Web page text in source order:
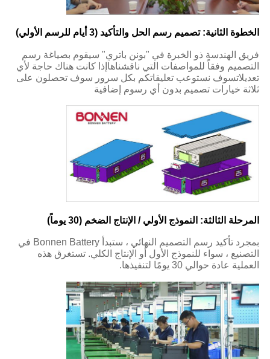
الخطوة الثانية: تصميم رسم الحل والتأكيد (3 أيام للرسم الأولي)
فريق الهندسة ذو الخبرة في "بونن باتري" سيقوم بصياغة رسم
التصميم وفقاً للمواصفات التي ناقشناهاإذا كانت هناك حاجة لأي
تعديلاتسوف نستوعب تعليقاتكم بكل سرور سوف تحصلون على
ثلاثة خيارات تصميم بدون أي رسوم إضافية
المرحلة الثالثة: النموذج الأولي / الإنتاج الضخم (30 يوماً)
بمجرد تأكيد رسم التصميم النهائي ، ستبدأ Bonnen Battery في
التصنيع ، سواء للنموذج الأول أو الإنتاج الكلي. تستغرق هذه
العملية عادة حوالي 30 يومًا لتنفيذها.